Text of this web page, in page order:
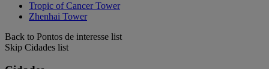
Tropic of Cancer Tower
Zhenhai Tower
Back to Pontos de interesse list
Skip Cidades list